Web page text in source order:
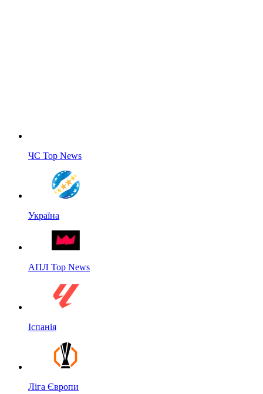
ЧС Top News
Україна
АПЛ Top News
Іспанія
Ліга Європи